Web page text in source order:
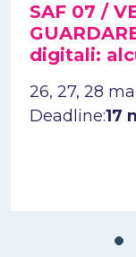
SAF 07 /
digitali:
26, 27, 28
Deadline:17